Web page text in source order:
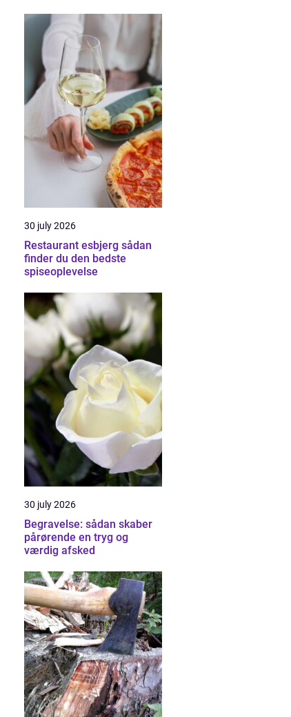
30 july 2026
Restaurant esbjerg sådan
finder du den bedste
spiseoplevelse
30 july 2026
Begravelse: sådan skaber
pårørende en tryg og
værdig afsked